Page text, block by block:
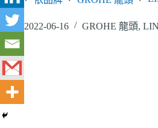
2022-06-16 GROHE 龍頭,